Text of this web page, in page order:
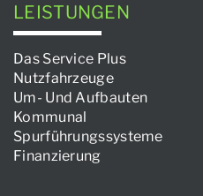
LEISTUNGEN
Das Service Plus
Nutzfahrzeuge
Um- Und Aufbauten
Kommunal
Spurführungssysteme
Finanzierung